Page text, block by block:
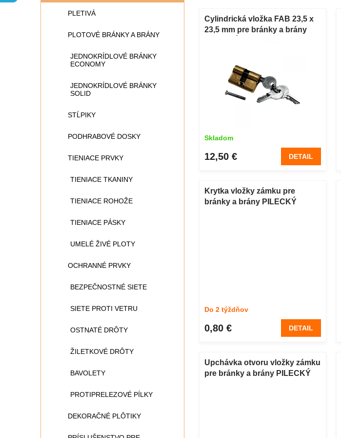
PLETIVÁ
PLOTOVÉ BRÁNKY A BRÁNY
JEDNOKRÍDLOVÉ BRÁNKY
ECONOMY
JEDNOKRÍDLOVÉ BRÁNKY
SOLID
STĹPIKY
PODHRABOVÉ DOSKY
TIENIACE PRVKY
TIENIACE TKANINY
TIENIACE ROHOŽE
TIENIACE PÁSKY
UMELÉ ŽIVÉ PLOTY
OCHRANNÉ PRVKY
BEZPEČNOSTNÉ SIETE
SIETE PROTI VETRU
OSTNATÉ DRÔTY
ŽILETKOVÉ DRÔTY
BAVOLETY
PROTIPRELEZOVÉ PÍLKY
DEKORAČNÉ PLÔTIKY
Cylindrická vložka FAB 23,5 x
23,5 mm pre bránky a brány
Skladom
12,50 € DETAIL
Krytka vložky zámku pre
bránky a brány PILECKÝ
Do 2 týždňov
0,80 € DETAIL
Upchávka otvoru vložky zámku
pre bránky a brány PILECKÝ